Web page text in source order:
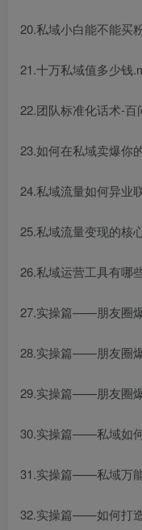
20.私域小白能不能买
21.十万私域值多少钱
22.团队标准化话术-百
23.如何在私域卖爆你
24.私域流量如何异业
25.私域流量变现的核
26.私域运营工具有哪
27.实操篇——朋友圈
28.实操篇——朋友圈
29.实操篇——朋友圈
30.实操篇——私域如
31.实操篇——私域万
32.实操篇——如何打